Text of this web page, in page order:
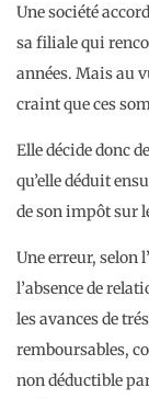
Une société
sa filiale qui
années. Mais au
craint que ces
Elle décide donc
qu’elle déduit
de son impôt sur
Une erreur, selon
l’absence de
les avances de
remboursables,
non déductible